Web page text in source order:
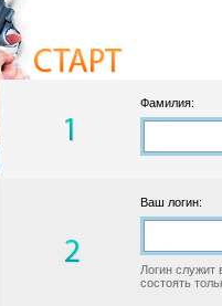
Фамилия:
Ваш логин:
Логин
состоять